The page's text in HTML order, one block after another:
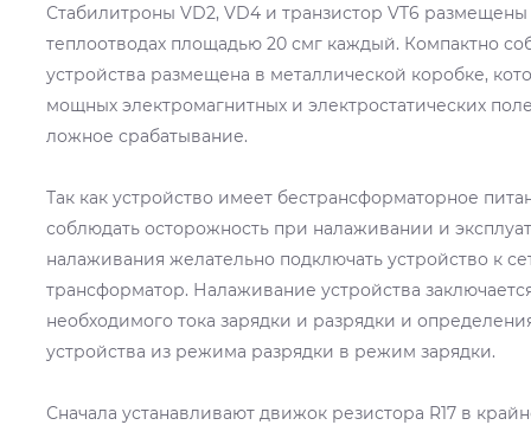
Стабилитроны VD2, VD4 и транзистор VT6
теплоотводах площадью 20 смг каждый. Компактно
устройства размещена в металлической коробке,
мощных электромагнитных и электростатических
ложное срабатывание.
Так как устройство имеет бестрансформаторное
соблюдать осторожность при налаживании и
налаживания желательно подключать устройство к
трансформатор. Налаживание устройства
необходимого тока зарядки и разрядки и
устройства из режима разрядки в режим зарядки.
Сначала устанавливают движок резистора R17 в